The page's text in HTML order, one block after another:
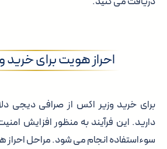
احراز هویت برای خرید
برای خرید وزیر اکس از صرافی دیجی
دارید. این فرآیند به منظور افزایش
سوءاستفاده انجام می شود. مراحل